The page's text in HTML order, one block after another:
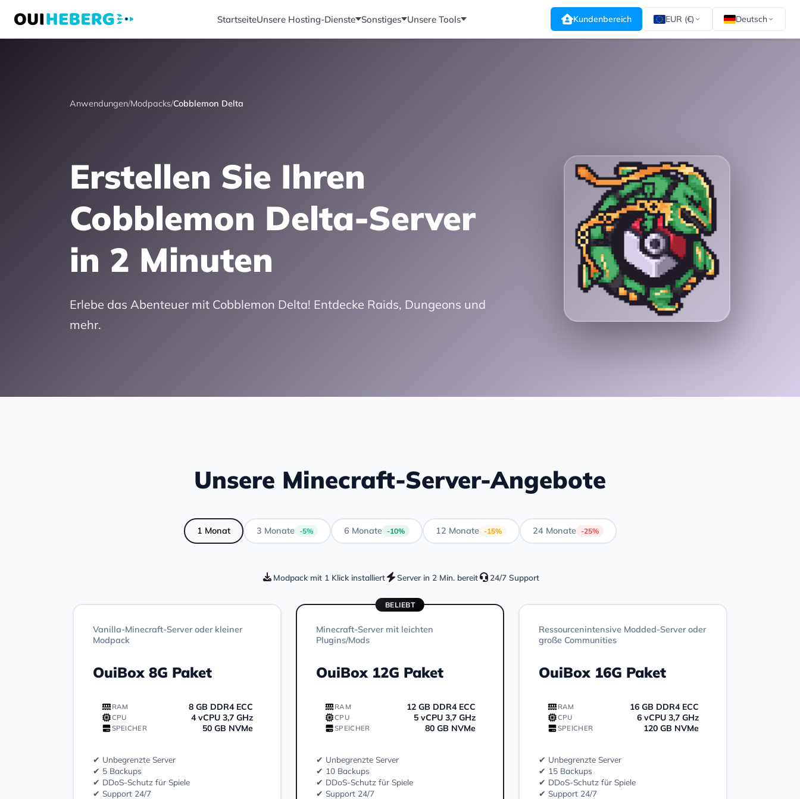
StartseiteUnsere Hosting-Dienste Sonstiges Unsere Tools Kundenbereich EUR (€) Deutsch
Anwendungen/Modpacks/Cobblemon Delta
Erstellen Sie Ihren
Cobblemon Delta-Server
in 2 Minuten
Erlebe das Abenteuer mit Cobblemon Delta! Entdecke Raids, Dungeons und
mehr.
Unsere Minecraft-Server-Angebote
1 Monat 3 Monate -5% 6 Monate -10% 12 Monate -15% 24 Monate -25%
Modpack mit 1 Klick installiert Server in 2 Min. bereit 24/7 Support
Vanilla-Minecraft-Server oder kleiner
Modpack
OuiBox 8G Paket
RAM 8 GB DDR4 ECC
CPU 4 vCPU 3,7 GHz
SPEICHER 50 GB NVMe
✔ Unbegrenzte Server
✔ 5 Backups
✔ DDoS-Schutz für Spiele
✔ Support 24/7
BELIEBT
Minecraft-Server mit leichten
Plugins/Mods
OuiBox 12G Paket
RAM 12 GB DDR4 ECC
CPU 5 vCPU 3,7 GHz
SPEICHER 80 GB NVMe
✔ Unbegrenzte Server
✔ 10 Backups
✔ DDoS-Schutz für Spiele
✔ Support 24/7
Ressourcenintensive Modded-Server oder
große Communities
OuiBox 16G Paket
RAM 16 GB DDR4 ECC
CPU 6 vCPU 3,7 GHz
SPEICHER 120 GB NVMe
✔ Unbegrenzte Server
✔ 15 Backups
✔ DDoS-Schutz für Spiele
✔ Support 24/7